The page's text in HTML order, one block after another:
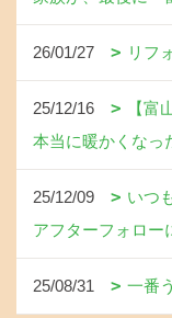
26/01/27 リフ
25/12/16
【富
本当に暖かくなっ
25/12/09
いつ
アフターフォロー
25/08/31 一番